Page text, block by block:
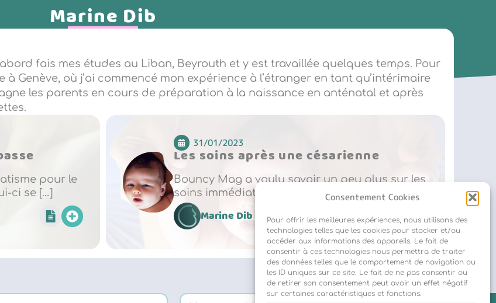
Consentement Cookies
Pour offrir les meilleures expériences, nous utilisons des
technologies telles que les cookies pour stocker et/ou
accéder aux informations des appareils. Le fait de
consentir à ces technologies nous permettra de traiter
des données telles que le comportement de navigation ou
les ID uniques sur ce site. Le fait de ne pas consentir ou
de retirer son consentement peut avoir un effet négatif
sur certaines caractéristiques et fonctions.
Marine Dib
fais mes études au Liban, Beyrouth et y est travaillée quelques temps. Pour
Genève, où j’ai commencé mon expérience à l’étranger en tant qu’intérimaire
les parents en cours de préparation à la naissance en anténatal et après
pour le
ci se […]
31/01/2023
Les soins après une césarienne
Bouncy Mag a voulu savoir un peu plus sur les
soins immédiats après une césarienne. […]
Marine Dib